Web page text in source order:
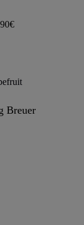
Breuer